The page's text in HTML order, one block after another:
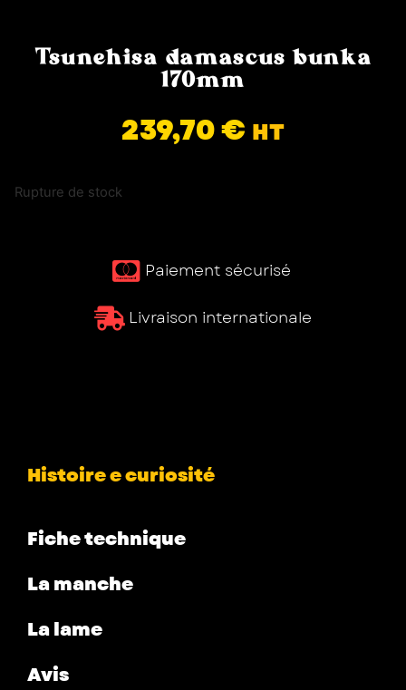
Tsunehisa damascus bunka
170mm
239,70€ HT
Rupture de stock
Paiement sécurisé ​
Livraison internationale
Histoire e curiosité
Fiche technique
La manche
La lame
Avis